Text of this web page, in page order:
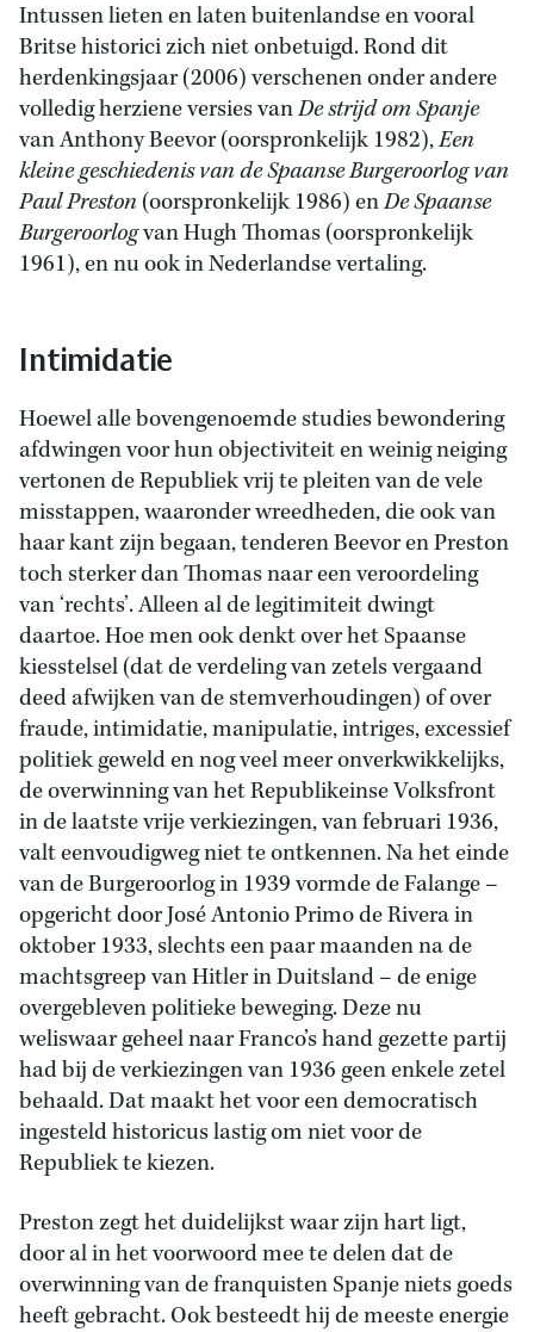
Intussen lieten en laten buitenlandse en vooral
Britse historici zich niet onbetuigd. Rond dit
herdenkingsjaar (2006) verschenen onder andere
volledig herziene versies vanDe strijd om Spanje
van Anthony Beevor (oorspronkelijk 1982),Een
kleine geschiedenis van de Spaanse Burgeroorlog van
Paul Preston (oorspronkelijk 1986) enDe Spaanse
Burgeroorlogvan Hugh Thomas (oorspronkelijk
1961), en nu ook in Nederlandse vertaling.
Intimidatie
Hoewel alle bovengenoemde studies bewondering
afdwingen voor hun objectiviteit en weinig neiging
vertonen de Republiek vrij te pleiten van de vele
misstappen, waaronder wreedheden, die ook van
haar kant zijn begaan, tenderen Beevor en Preston
toch sterker dan Thomas naar een veroordeling
van ‘rechts’. Alleen al de legitimiteit dwingt
daartoe. Hoe men ook denkt over het Spaanse
kiesstelsel (dat de verdeling van zetels vergaand
deed afwijken van de stemverhoudingen) of over
fraude, intimidatie, manipulatie, intriges, excessief
politiek geweld en nog veel meer onverkwikkelijks,
de overwinning van het Republikeinse Volksfront
in de laatste vrije verkiezingen, van februari 1936,
valt eenvoudigweg niet te ontkennen. Na het einde
van de Burgeroorlog in 1939 vormde de Falange –
opgericht door José Antonio Primo de Rivera in
oktober 1933, slechts een paar maanden na de
machtsgreep van Hitler in Duitsland – de enige
overgebleven politieke beweging. Deze nu
weliswaar geheel naar Franco’s hand gezette partij
had bij de verkiezingen van 1936 geen enkele zetel
behaald. Dat maakt het voor een democratisch
ingesteld historicus lastig om niet voor de
Republiek te kiezen.
Preston zegt het duidelijkst waar zijn hart ligt,
door al in het voorwoord mee te delen dat de
overwinning van de franquisten Spanje niets goeds
heeft gebracht. Ook besteedt hij de meeste energie